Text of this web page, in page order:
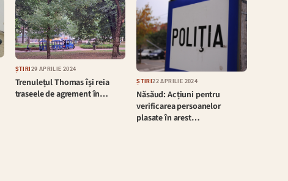
ȘTIRI 29 APRILIE 2024
Trenulețul Thomas își reia
traseele de agrement în…
ȘTIRI22 APRILIE 2024
Năsăud: Acțiuni pentru
verificarea persoanelor
plasate în arest…